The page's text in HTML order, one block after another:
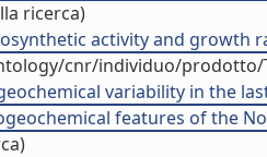
ricerca)
activity and growth
cnr/individuo/prodotto/
variability in the
features of the